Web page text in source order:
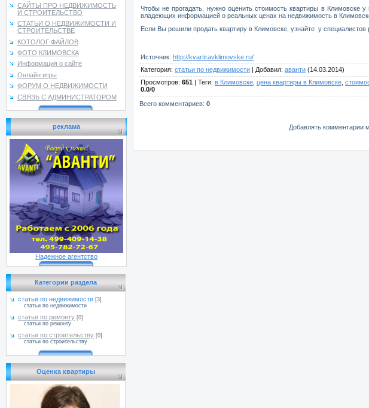
САЙТЫ ПРО НЕДВИЖИМОСТЬ
И СТРОИТЕЛЬСТВО
СТАТЬИ О НЕДВИЖИМОСТИ И
СТРОИТЕЛЬСТВЕ
КОТОЛОГ ФАЙЛОВ
ФОТО КЛИМОВСКА
Информация о сайте
Онлайн игры
ФОРУМ О НЕДВИЖИМОСТИ
СВЯЗЬ С АДМИНИСТРАТОРОМ
реклама
Надежное агентство
Категории раздела
статьи по недвижимости [3]
статьи по недвижимости
статьи по ремонту [0]
статьи по ремонту
статьи по строительству [0]
статьи по строительству
Оценка квартиры
Чтобы не прогадать, нужно оценить стоимость квартиры в
владеющих информацией о реальных ценах на недвижимость в
Если Вы решили продать квартиру в Климовске, узнайте у
Источник: http://kvartiravklimovske.ru/
Категория: статьи по недвижимости | Добавил: аванти (14.03.2014)
Просмотров: 651 | Теги: в Климовске цена квартиры в Климовске
0.0/0
Всего комментариев: 0
Добавлять комментарии